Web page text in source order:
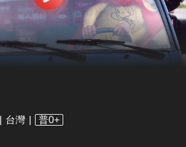
台灣 普0+